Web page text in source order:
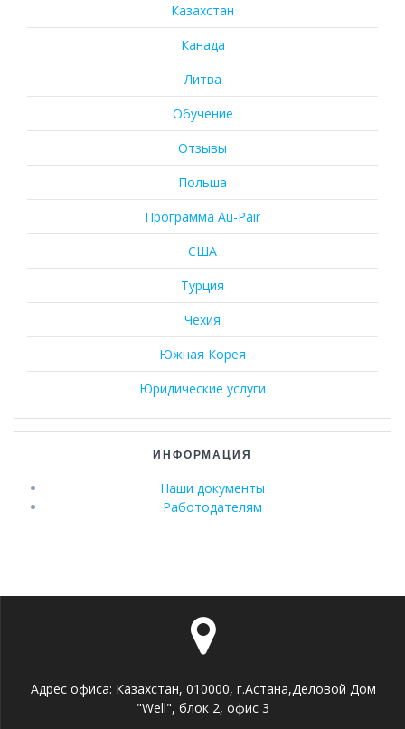
Казахстан
Канада
Литва
Обучение
Отзывы
Польша
Программа Au-Pair
США
Турция
Чехия
Южная Корея
Юридические услуги
ИНФОРМАЦИЯ
Наши документы
Работодателям
Адрес офиса: Казахстан, 010000, г.Астана,Деловой Дом
"Well", блок 2, офис 3